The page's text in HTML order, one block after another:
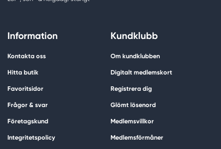
Information
Kontakta oss
Hitta butik
Favoritsidor
Frågor & svar
Företagskund
Integritetspolicy
Kundklubb
Om kundklubben
Digitalt medlemskort
Registrera dig
Glömt lösenord
Medlemsvillkor
Medlemsförmåner